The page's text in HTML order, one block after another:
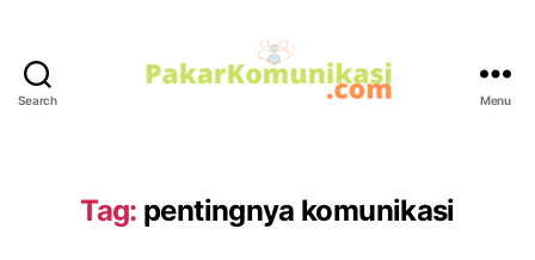
Search Menu
Tag: pentingnya komunikasi